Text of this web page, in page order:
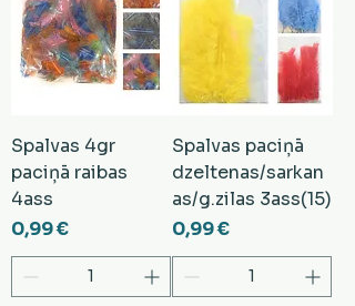
Spalvas 4gr
paciņā raibas
4ass
Cena
0,99 €
Spalvas paciņā
dzeltenas/sarkan
as/g.zilas 3ass(15)
Cena
0,99 €